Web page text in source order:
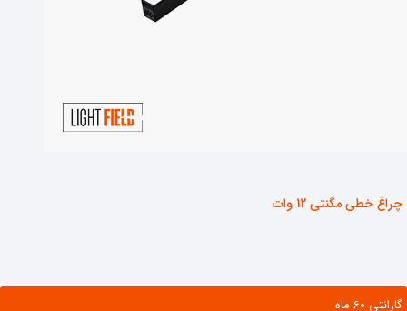
چراغ خطی مگنتی 12 وات
گارانتی ‌60 ماه